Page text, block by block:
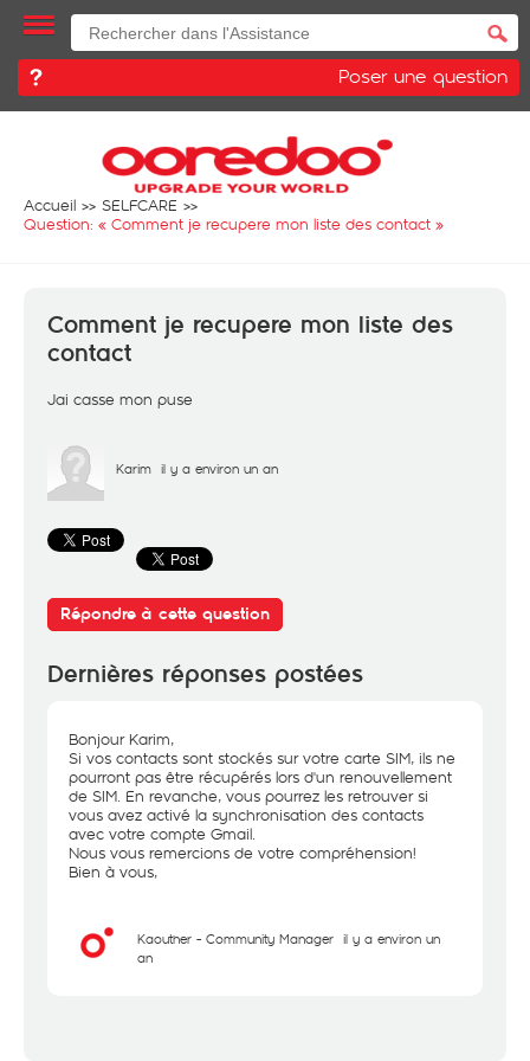
Poser une question
Accueil
SELFCARE
Question: « Comment je recupere mon liste des contact »
Comment je recupere mon liste des
contact
Jai casse mon puse
Karim il y a environ un an
Répondre à cette question
Dernières réponses postées
Bonjour Karim,
Si vos contacts sont stockés sur votre carte SIM, ils ne
pourront pas être récupérés lors d'un renouvellement
de SIM. En revanche, vous pourrez les retrouver si
vous avez activé la synchronisation des contacts
avec votre compte Gmail.
Nous vous remercions de votre compréhension!
Bien à vous,
Kaouther - Community Manager il y a environ un
an